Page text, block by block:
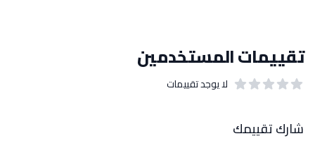
تقييمات المستخدمين
لا يوجد تقييمات
شارك تقييمك